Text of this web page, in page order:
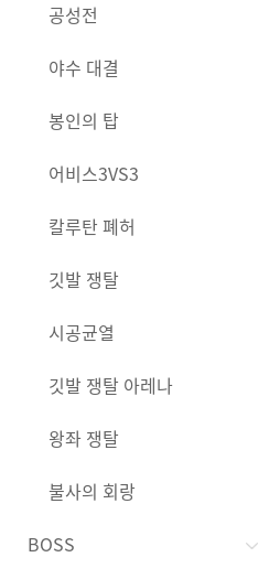
공성전
야수 대결
봉인의 탑
어비스3VS3
칼루탄 폐허
깃발 쟁탈
시공균열
깃발 쟁탈 아레나
왕좌 쟁탈
불사의 회랑
BOSS